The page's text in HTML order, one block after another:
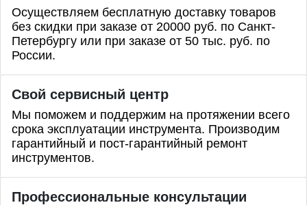
Осуществляем бесплатную доставку товаров
без скидки при заказе от 20000 руб. по Санкт-
Петербургу или при заказе от 50 тыс. руб. по
России.
Свой сервисный центр
Мы поможем и поддержим на протяжении всего
срока эксплуатации инструмента. Производим
гарантийный и пост-гарантийный ремонт
инструментов.
Профессиональные консультации